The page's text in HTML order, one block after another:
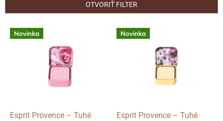
p
OTVORIŤ FILTER
V Novinka
Esprit Provence – Tuhé
Novinka
Esprit Provence – Tuhé